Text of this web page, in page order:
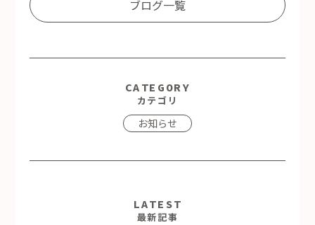
ブログ一覧
CATEGORY
カテゴリ
お知らせ
LATEST
最新記事